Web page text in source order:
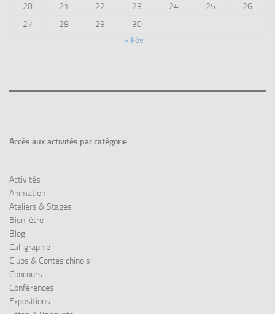
20
21 22 23 24 25
26
27
28 29
30
« Fév
Accès aux activités par catégorie
Activités
Animation
Ateliers & Stages
Bien-être
Blog
Calligraphie
Clubs & Contes chinois
Concours
Conférences
Expositions